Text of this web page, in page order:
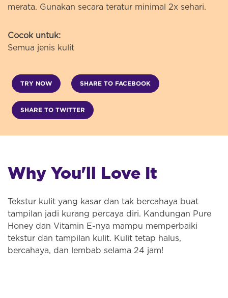
merata. Gunakan secara teratur minimal 2x sehari.
Cocok untuk:
Semua jenis kulit
TRY NOW SHARE TO FACEBOOK
SHARE TO TWITTER
Why You'll Love It
Tekstur kulit yang kasar dan tak bercahaya buat
tampilan jadi kurang percaya diri. Kandungan Pure
Honey dan Vitamin E-nya mampu memperbaiki
tekstur dan tampilan kulit. Kulit tetap halus,
bercahaya, dan lembab selama 24 jam!